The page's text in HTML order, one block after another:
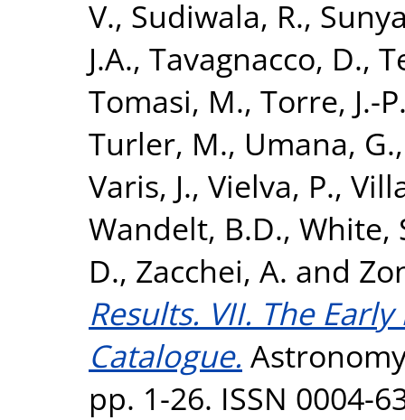
V., Sudiwala, R.,
J.A., Tavagnacco, D.,
Tomasi, M., Torre, J.-
Turler, M., Umana, G.
Varis, J., Vielva, P.,
Wandelt, B.D., White,
D., Zacchei, A. and
Results. VII. The
Catalogue.
pp. 1-26. ISSN 0004-